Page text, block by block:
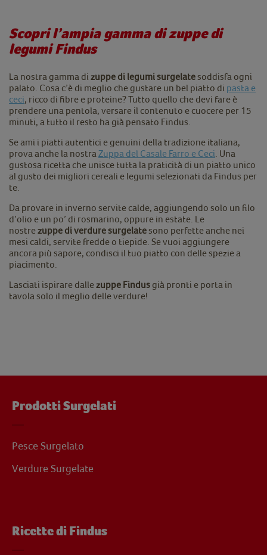
Scopri l’ampia gamma di zuppe di
legumi Findus
La nostra gamma di zuppe di legumi surgelatesoddisfa ogni
palato. Cosa c’è di meglio che gustare un bel piatto di pasta e
ceci, ricco di fibre e proteine? Tutto quello che devi fare è
prendere una pentola, versare il contenuto e cuocere per 15
minuti, a tutto il resto ha già pensato Findus.
Se ami i piatti autentici e genuini della tradizione italiana,
prova anche la nostra Zuppa del Casale Farro e Ceci . Una
gustosa ricetta che unisce tutta la praticità di un piatto unico
al gusto dei migliori cereali e legumi selezionati da Findus per
te.
Da provare in inverno servite calde, aggiungendo solo un filo
d’olio e un po’ di rosmarino, oppure in estate. Le
nostrezuppe di verdure surgelatesono perfette anche nei
mesi caldi, servite fredde o tiepide. Se vuoi aggiungere
ancora più sapore, condisci il tuo piatto con delle spezie a
piacimento.
Lasciati ispirare dallezuppe Findus già pronti e porta in
tavola solo il meglio delle verdure!
Prodotti Surgelati
Pesce Surgelato
Verdure Surgelate
Ricette di Findus